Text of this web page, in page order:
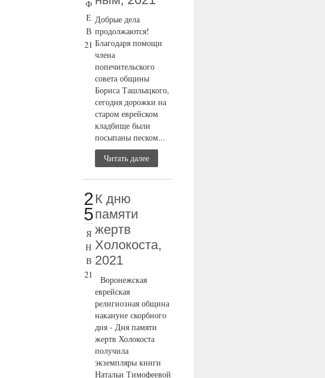
Ф
Е
В
21
Добрые дела
продолжаются!
Благодаря помощи
члена
попечительского
совета общины
Бориса Ташлыцкого,
сегодня дорожки на
старом еврейском
кладбище были
посыпаны песком...
Читать далее
2
5
Я
Н
В
21
К дню
памяти
жертв
Холокоста,
2021
Воронежская
еврейская
религиозная община
накануне скорбного
дня - Дня памяти
жертв Холокоста
получила
экземпляры книги
Натальи Тимофеевой